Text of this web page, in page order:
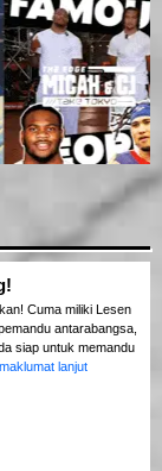
Cuma miliki Lesen
antarabangsa,
siap untuk memandu
lanjut